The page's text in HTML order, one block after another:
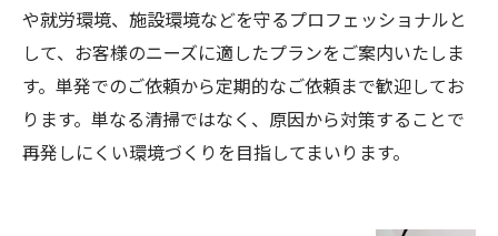
や就労環境、施設環境などを守るプロフェッショナルと
して、お客様のニーズに適したプランをご案内いたしま
す。単発でのご依頼から定期的なご依頼まで歓迎してお
ります。単なる清掃ではなく、原因から対策することで
再発しにくい環境づくりを目指してまいります。